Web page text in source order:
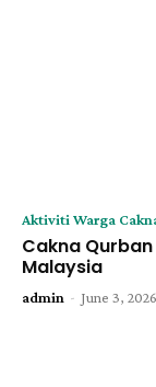
Aktiviti Warga
Cakna
Malaysia
admin - June 3, 2026